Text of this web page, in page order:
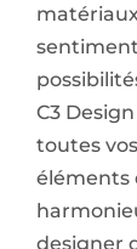
C3
toutes
éléments
designer